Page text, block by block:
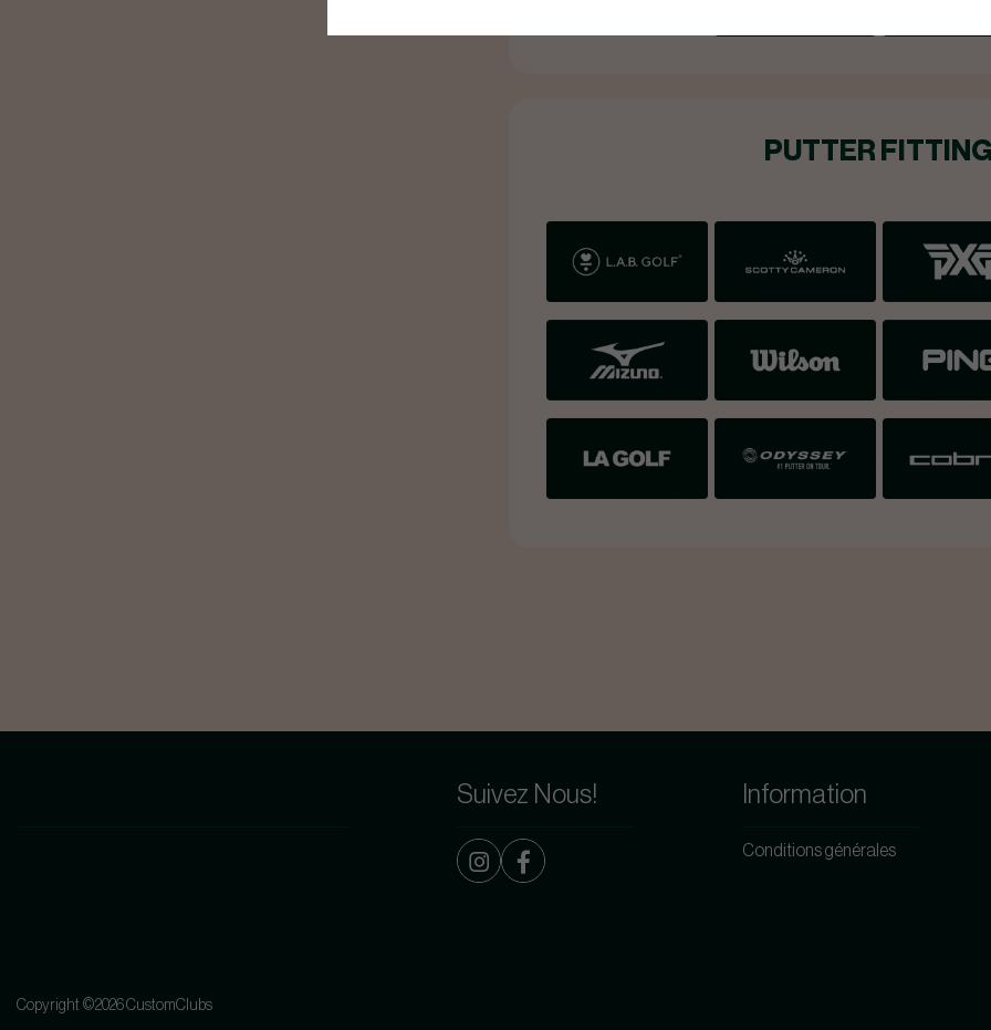
PUTTER
Suivez Nous! Information
Conditions générales
Copyright ©2026 CustomClubs